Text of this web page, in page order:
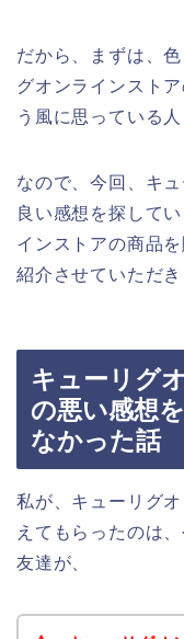
だから、まずは、
グオンラインスト
う風に思っている
なので、今回、キ
良い感想を探して
インストアの商品
紹介させていただ
キューリグ
の悪い感想
なかった話
私が、キューリグ
えてもらったのは
友達が、